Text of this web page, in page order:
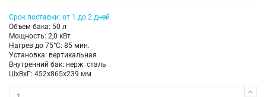
Срок поставки: от 1 до 2 дней
Объем бака: 50 л
Мощность: 2,0 кВт
Нагрев до 75°С: 85 мин.
Установка: вертикальная
Внутренний бак: нерж. сталь
ШхВхГ: 452х865х239 мм